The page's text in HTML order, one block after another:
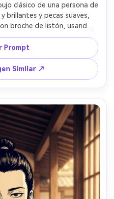
clásico de una persona de
brillantes y pecas suaves,
broche de listón, usando
encaje, fondo floral de
luz de llave suave y
sin negros pesados,
suave, encuadre cerrado,
pulida de alta calidad,
profundidad de campo --ar
Prompt
Similar ↗